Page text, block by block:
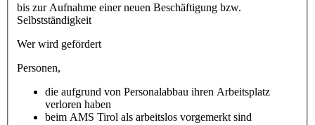
bis zur Aufnahme einer neuen Beschäftigung bzw.
Selbstständigkeit
Wer wird gefördert
Personen,
die aufgrund von Personalabbau ihren Arbeitsplatz
verloren haben
beim AMS Tirol als arbeitslos vorgemerkt sind